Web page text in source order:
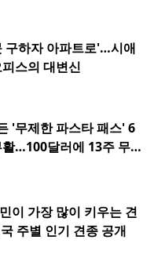
구하자 아파트로'…시애
스의 대변신
'무제한 파스타 패스' 6
활…100달러에 13주 무제
이 가장 많이 키우는 견
주별 인기 견종 공개